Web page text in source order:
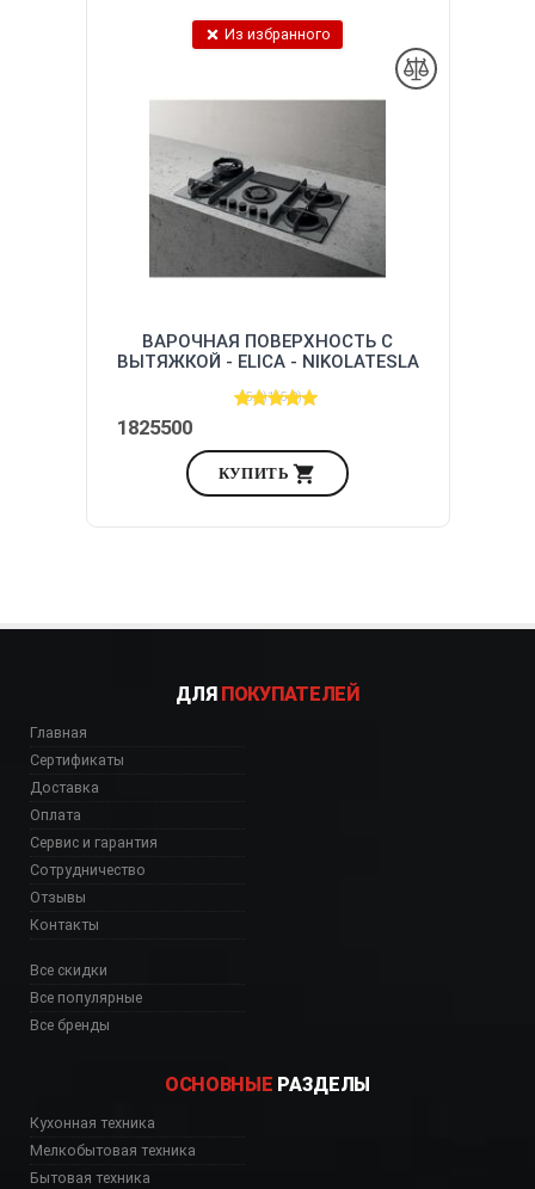
Из избранного
ВАРОЧНАЯ ПОВЕРХНОСТЬ С
ВЫТЯЖКОЙ - ELICA - NIKOLATESLA
(5.0)1(5.0)
1825500
КУПИТЬ
ДЛЯ ПОКУПАТЕЛЕЙ
Главная
Сертификаты
Доставка
Оплата
Сервис и гарантия
Сотрудничество
Отзывы
Контакты
Все скидки
Все популярные
Все бренды
ОСНОВНЫЕ РАЗДЕЛЫ
Кухонная техника
Мелкобытовая техника
Бытовая техника